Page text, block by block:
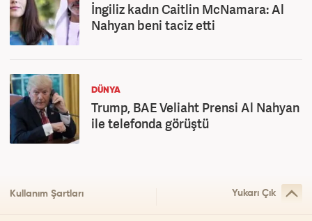
İngiliz kadın Caitlin McNamara: Al
Nahyan beni taciz etti
DÜNYA
Trump, BAE Veliaht Prensi Al Nahyan
ile telefonda görüştü
Kullanım Şartları Yukarı Çık